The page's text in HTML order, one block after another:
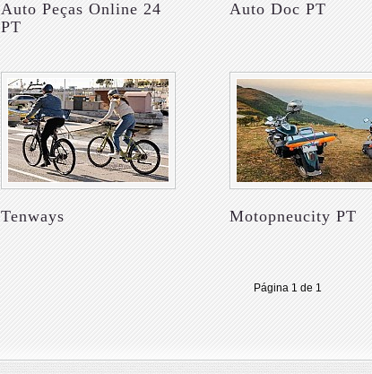
Auto Peças Online 24
PT
Auto Doc PT
Tenways Motopneucity PT
Página 1 de 1